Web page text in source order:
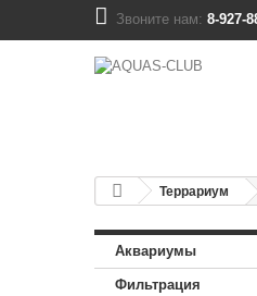
Звоните нам: 8-927-
Террариум
Аквариумы
Фильтрация